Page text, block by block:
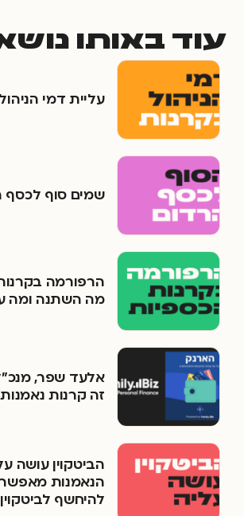
עוד באותו
עליית דמי
שמים סוף לכסף
הרפורמה
מה השתנה ומה
זה קרנות
הביטקוין עושה
הנאמנות
להיחשף לביטקוין